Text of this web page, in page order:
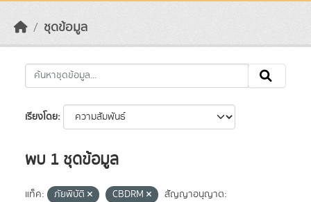
ชุดข้อมูล
เรียงโดย
พบ 1 ชุดข้อมูล
แท็ค: ภัยพิบัติ CBDRM
สัญญาอนุญาต: